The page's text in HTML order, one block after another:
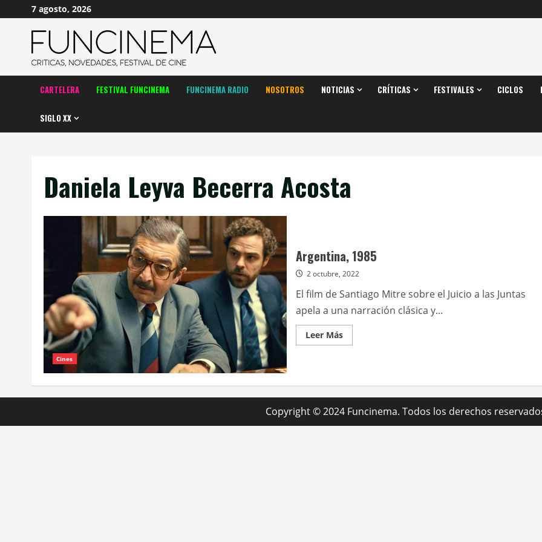
contenido
7 agosto, 2026
CARTELERA FESTIVAL FUNCINEMA FUNCINEMA RADIO NOSOTROS NOTICIAS CRÍTICAS FESTIVALES CICLOS
SIGLO XX
Daniela Leyva Becerra Acosta
Cines
Argentina, 1985
2 octubre, 2022
El film de Santiago Mitre sobre el Juicio a las Juntas
apela a una narración clásica y...
Leer MásLeer
más
Copyright © 2024 Funcinema. Todos los derechos